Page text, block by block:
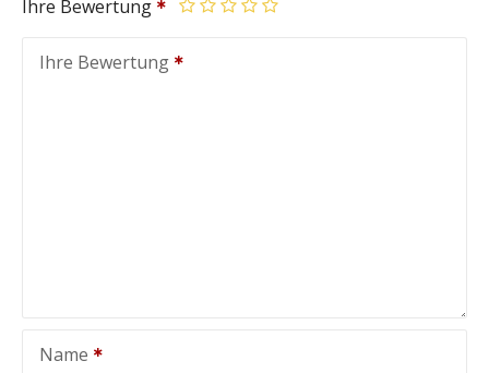
Ihre Bewertung
Ihre Bewertung
Name